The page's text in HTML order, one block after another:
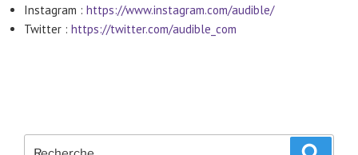
Instagram : https://www.instagram.com/audible/
Twitter : https://twitter.com/audible_com